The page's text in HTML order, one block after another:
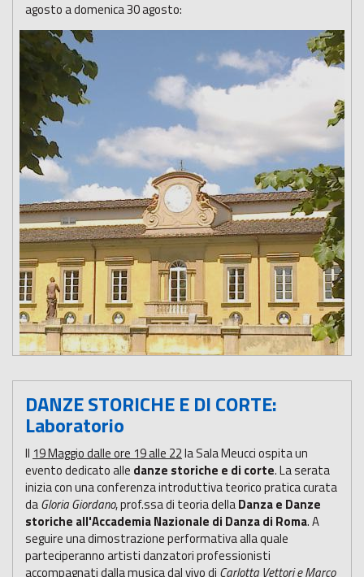
agosto a domenica 30 agosto:
DANZE STORICHE E DI CORTE:
Laboratorio
Il 19 Maggio dalle ore 19 alle 22la Sala Meucci ospita un
evento dedicato alle danze storiche e di corte. La serata
inizia con una conferenza introduttiva teorico pratica curata
daGloria Giordano, prof.ssa di teoria dellaDanza e Danze
storiche all'Accademia Nazionale di Danza di Roma. A
seguire una dimostrazione performativa alla quale
parteciperanno artisti danzatori professionisti
accompagnati dalla musica dal vivo di Carlotta Vettori e Marco